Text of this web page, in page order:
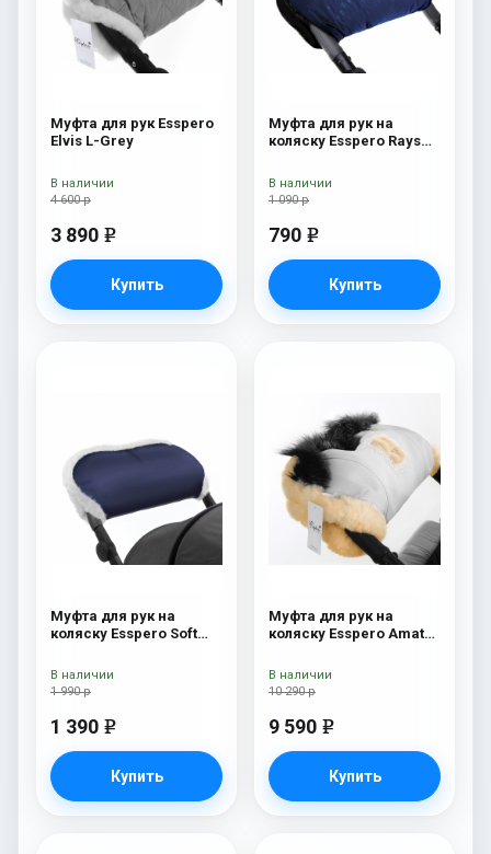
Муфта для рук Esspero
Elvis L-Grey
4 600 р
3 890 e
Купить
В наличии
Муфта для рук на
коляску Esspero Rays
1 090 р
790 e
Купить
В наличии
Муфта для рук на
коляску Esspero Soft
1 990 р
1 390 e
Купить
В наличии
Муфта для рук на
коляску Esspero Amato
10 290 р
9 590 e
Купить
В наличии